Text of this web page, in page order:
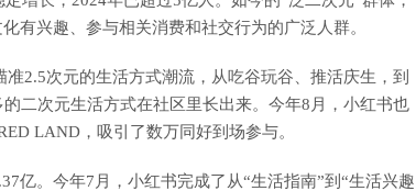
有兴趣、参与相关消费和社交行为的广泛人群。
次元的生活方式潮流，从吃谷玩谷、推活庆生，到
二次元生活方式在社区里长出来。今年8月，小红书也
LAND，吸引了数万同好到场参与。
。今年7月，小红书完成了从“生活指南”到“生活兴趣